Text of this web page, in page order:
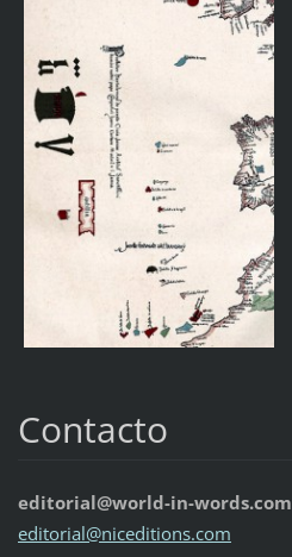
Contacto
editorial@world-in-words.com
editorial@niceditions.com